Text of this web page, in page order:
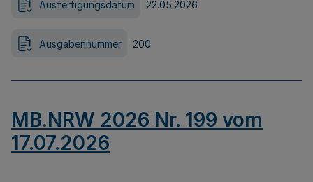
Ausfertigungsdatum 22.05.2026
Ausgabennummer 200
MB.NRW 2026 Nr. 199 vom
17.07.2026